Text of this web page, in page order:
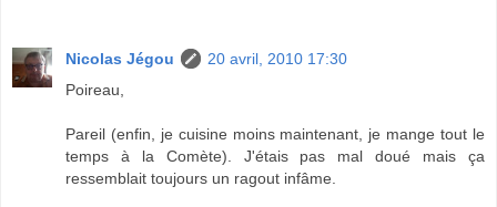
Nicolas Jégou
20 avril, 2010 17:30
Poireau,
Pareil (enfin, je cuisine moins maintenant, je mange tout le
temps à la Comète). J'étais pas mal doué mais ça
ressemblait toujours un ragout infâme.